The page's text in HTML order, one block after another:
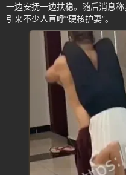
一边安抚一边扶稳。随后消息
引来不少人直呼“硬核护妻”。